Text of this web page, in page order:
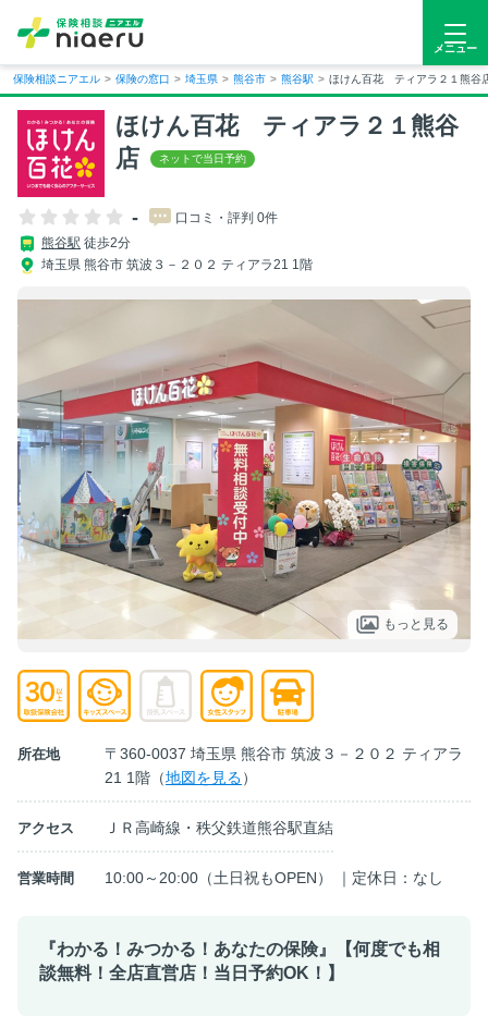
メニュー
保険相談ニアエル > 保険の窓口 > 埼玉県 > 熊谷市 > 熊谷駅 > ほけん百花 ティアラ２１熊谷
ほけん百花 ティアラ２１熊谷
店
-
口コミ・評判 0件
熊谷駅 徒歩2分
埼玉県 熊谷市 筑波３－２０２ ティアラ21 1階
もっと見る
所在地
〒360-0037 埼玉県 熊谷市 筑波３－２０２ ティアラ
21 1階（地図を見る）
アクセス ＪＲ高崎線・秩父鉄道熊谷駅直結
営業時間 10:00～20:00（土日祝もOPEN） ｜定休日：なし
『わかる！みつかる！あなたの保険』【何度でも相
談無料！全店直営店！当日予約OK！】